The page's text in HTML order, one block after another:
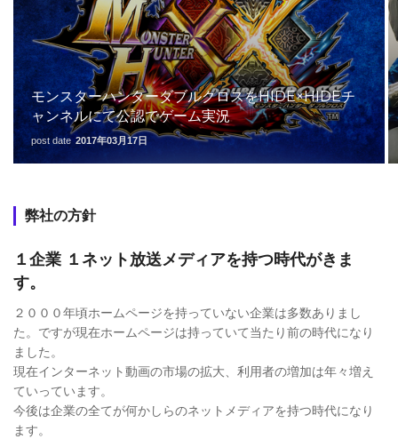
モンスターハンターダブルクロスをHIDE×HIDEチ
ャンネルにて公認でゲーム実況
post date 2017年03月17日
弊社の方針
１企業 １ネット放送メディアを持つ時代がきま
す。
２０００年頃ホームページを持っていない企業は多数ありまし
た。ですが現在ホームページは持っていて当たり前の時代になり
ました。
現在インターネット動画の市場の拡大、利用者の増加は年々増え
ていっています。
今後は企業の全てが何かしらのネットメディアを持つ時代になり
ます。